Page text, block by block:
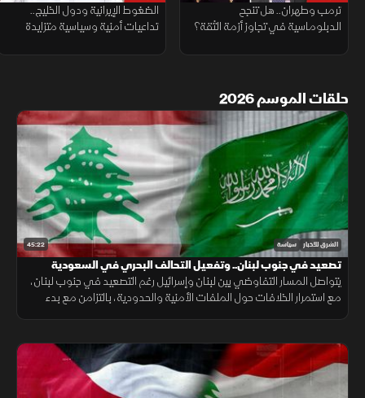
ترمب وطهران.. هل تنجح
الدبلوماسية في تجاوز أزمة الثقة؟
الضغوط الإيرانية ودول الخليج..
تداعيات أمنية وسياسية متزايدة
حلقات الموسم 2026
45:22 الشرق للأخبار سياسة
تصعيد في جنوب لبنان.. وتفعيل التحالف البحري في السعودية
يتواصل المسار التفاوضي بين لبنان وإسرائيل رغم التصعيد في جنوب لبنان،
مع استمرار الخلافات حول الملفات الأمنية والحدودية، بالتزامن مع بدء